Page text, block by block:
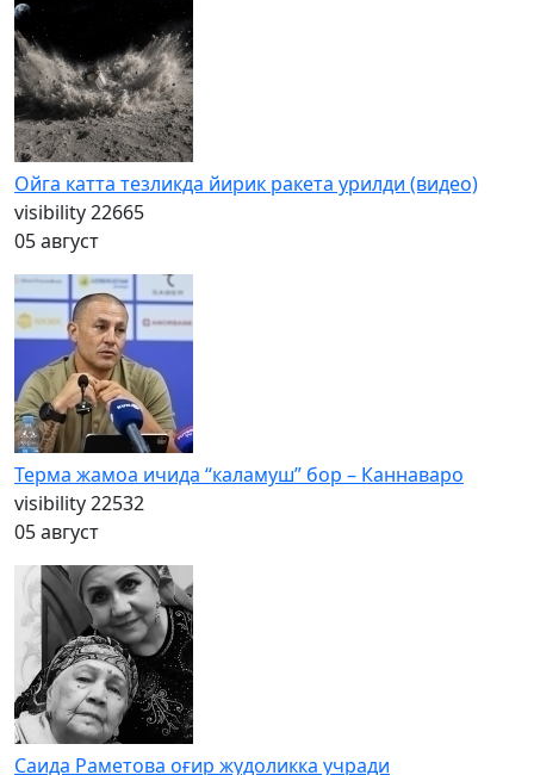
Ойга катта тезликда йирик ракета урилди (видео)
visibility22665
05 август
Терма жамоа ичида “каламуш” бор – Каннаваро
visibility22532
05 август
Саида Раметова оғир жудоликка учради